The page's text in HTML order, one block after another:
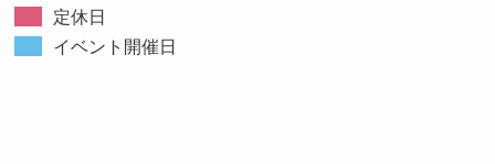
定休日
イベント開催日